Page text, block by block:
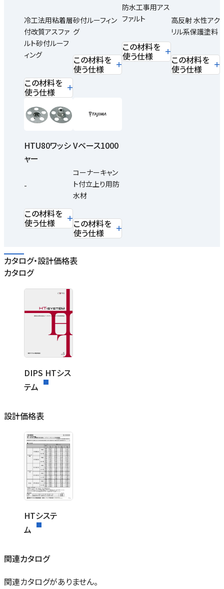
冷工法用粘着層
付改質アスファ
ルト砂付ルーフ
ィング
この材料を
使う仕様
砂付ルーフィン
グ
この材料を
使う仕様
防水工事用アス
ファルト
この材料を
使う仕様
高反射 水性アク
リル系保護塗料
この材料を
使う仕様
HTU80ワッシ
ャー
-
この材料を
使う仕様
Vベース1000
コーナーキャン
ト付立上り用防
水材
この材料を
使う仕様
カタログ・設計価格表
カタログ
DIPS HTシス
テム
設計価格表
HTシステ
ム
関連カタログ
関連カタログがありません。